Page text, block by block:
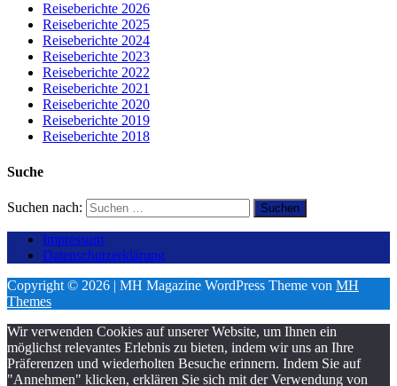
Reiseberichte 2026
Reiseberichte 2025
Reiseberichte 2024
Reiseberichte 2023
Reiseberichte 2022
Reiseberichte 2021
Reiseberichte 2020
Reiseberichte 2019
Reiseberichte 2018
Suche
Suchen nach:
Impressum
Datenschutzerklärung
Copyright © 2026 | MH Magazine WordPress Theme von MH
Themes
Wir verwenden Cookies auf unserer Website, um Ihnen ein
möglichst relevantes Erlebnis zu bieten, indem wir uns an Ihre
Präferenzen und wiederholten Besuche erinnern. Indem Sie auf
"Annehmen" klicken, erklären Sie sich mit der Verwendung von